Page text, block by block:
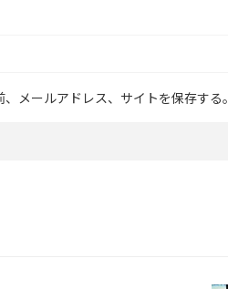
メールアドレス、サイトを保存する。